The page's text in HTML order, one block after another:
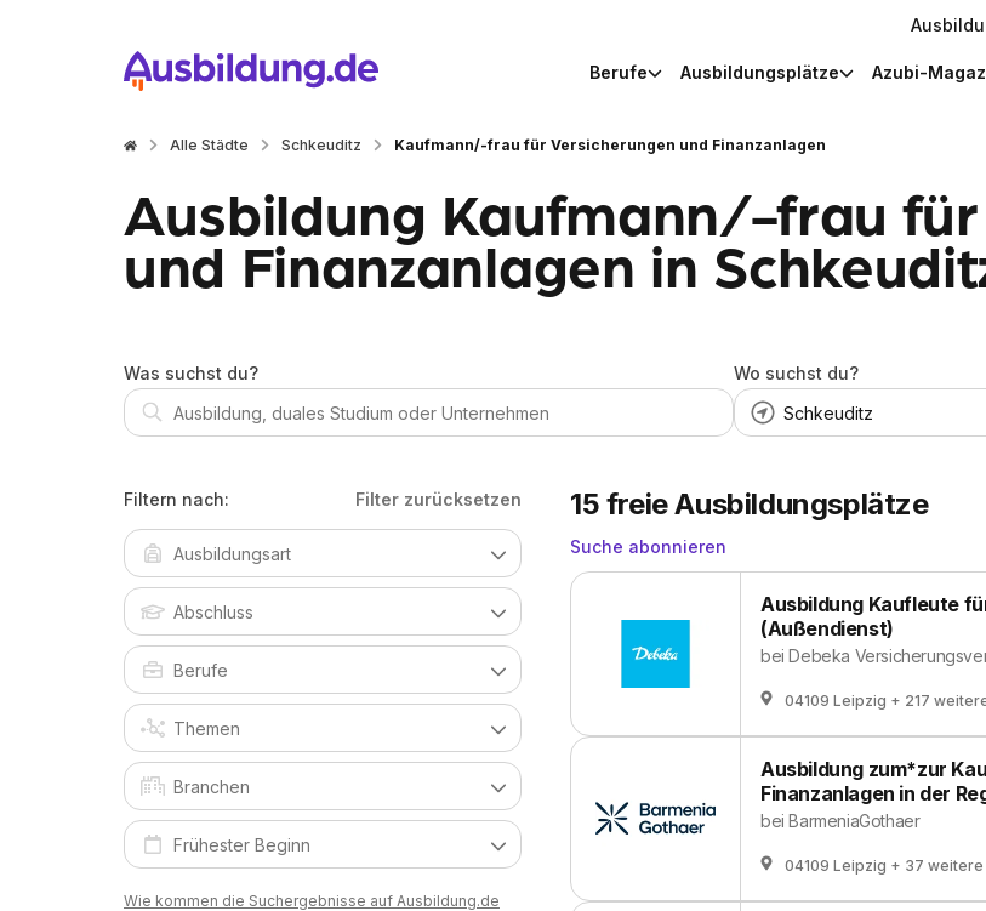
Berufe Ausbildungsplätze Azubi-
Alle Städte Schkeuditz Kaufmann/-frau für Versicherungen und Finanzanlagen
Ausbildung Kaufmann/-frau
und Finanzanlagen in
Was suchst du?
Wo suchst du?
Filtern nach: Filter zurücksetzen
Wie kommen die Suchergebnisse auf Ausbildung.de
15 freie Ausbildungsplätze
Suche abonnieren
Ausbildung Kaufleute
(Außendienst)
beiDebeka
04109 Leipzig + 217
Ausbildung zum*zur
Finanzanlagen in der
beiBarmeniaGothaer
04109 Leipzig + 37 weitere